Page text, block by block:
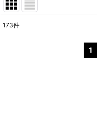
サブカテゴリ
173件
1